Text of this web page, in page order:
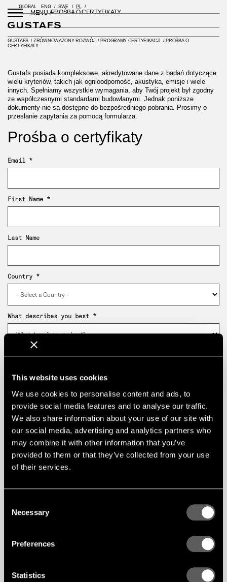
This website uses cookies
We use cookies to personalise content and ads, to
provide social media features and to analyse our traffic.
We also share information about your use of our site with
our social media, advertising and analytics partners who
may combine it with other information that you’ve
provided to them or that they’ve collected from your use
of their services.
Selection
Necessary
Preferences
Statistics
GLOBAL ENG SWE PL
MENU /PROŚBA O CERTYFIKATY
GUSTAFS /ZRÓWNOWAŻONY ROZWÓJ / PROGRAMY CERTYFIKACJI / PROŚBA O
CERTYFIKATY
Gustafs posiada kompleksowe, akredytowane dane z badań dotyczące
wielu kryteriów, takich jak ognioodporność, akustyka, emisje i wiele
innych. Spełniamy wszystkie wymagania, aby Twój projekt był zgodny
ze współczesnymi standardami budowlanymi. Jednak poniższe
dokumenty nie są dostępne do bezpośredniego pobrania. Prosimy o
przesłanie zapytania za pomocą formularza.
Prośba o certyfikaty